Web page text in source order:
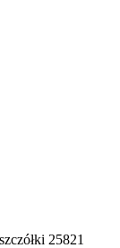
25821